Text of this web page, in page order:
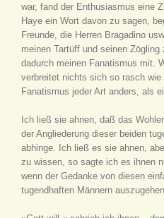
war, fand der Enthusiasmus eine
Haye ein Wort davon zu sagen,
Freunde, die Herren Bragadino
meinen Tartüff und seinen
dadurch meinen Fanatismus mit.
verbreitet nichts sich so rasch
Fanatismus jeder Art anders, als
Ich ließ sie ahnen, daß das
der Angliederung dieser beiden
abhinge. Ich ließ es sie ahnen,
zu wissen, so sagte ich es ihnen
wenn der Gedanke von diesen
tugendhaften Männern